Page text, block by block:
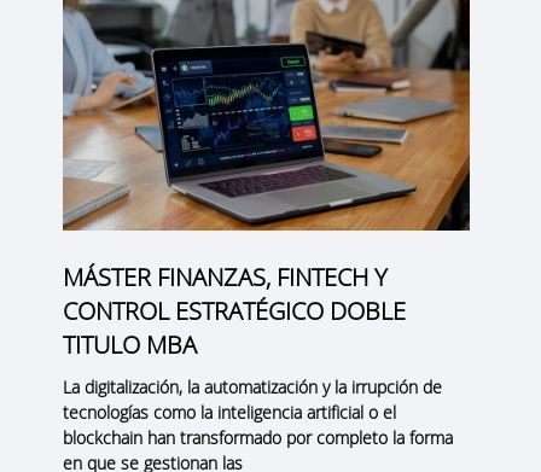
MÁSTER FINANZAS, FINTECH Y
CONTROL ESTRATÉGICO DOBLE
TITULO MBA
La digitalización, la automatización y la irrupción de
tecnologías como la inteligencia artificial o el
blockchain han transformado por completo la forma
en que se gestionan las